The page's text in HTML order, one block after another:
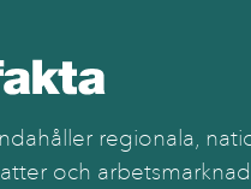
regionala,
och